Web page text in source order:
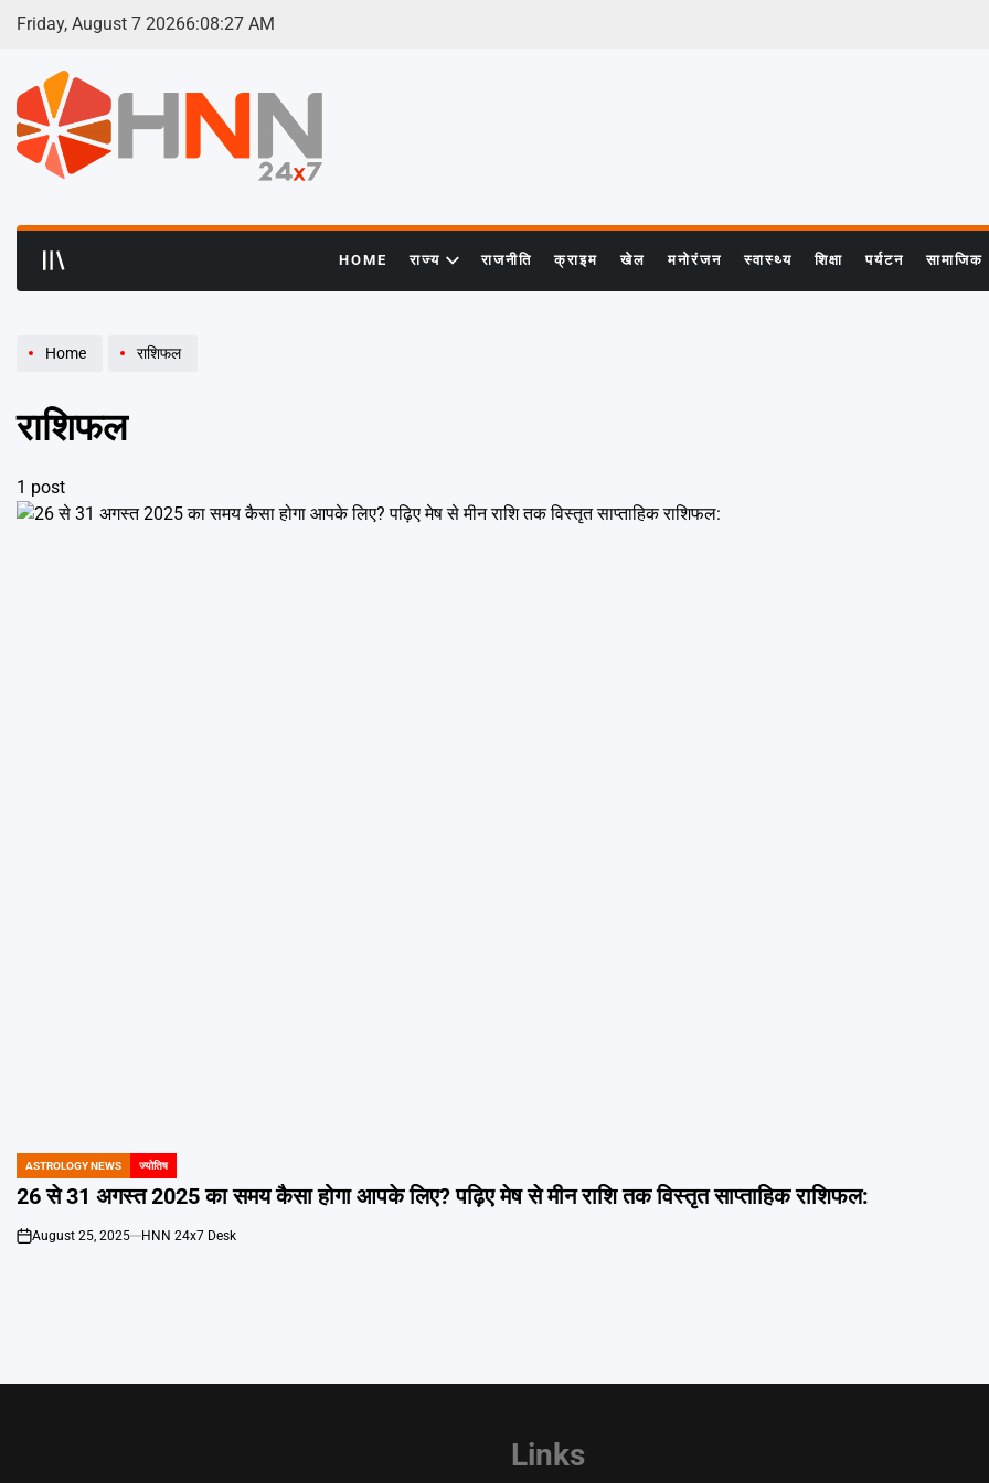
Skip
Friday, August 7 20266:08:28 AM
HOME राज्य राजनीति क्राइम खेल मनोरंजन स्वास्थ्य शिक्षा पर्यटन सामाजिक
Home राशिफल
राशिफल
1 post
POSTED
IN
ASTROLOGY NEWS ज्योतिष
26 से 31 अगस्त 2025 का समय कैसा होगा आपके लिए? पढ़िए मेष से मीन राशि तक विस्तृत साप्ताहिक राशिफल:
on
August 25, 2025 HNN 24x7 Desk
Links